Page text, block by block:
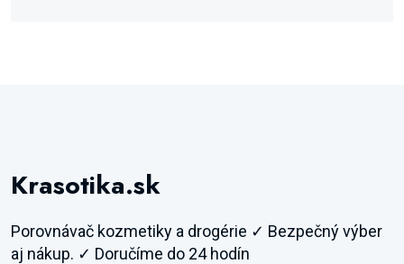
Krasotika.sk
Porovnávač kozmetiky a drogérie ✓ Bezpečný výber
aj nákup. ✓ Doručíme do 24 hodín